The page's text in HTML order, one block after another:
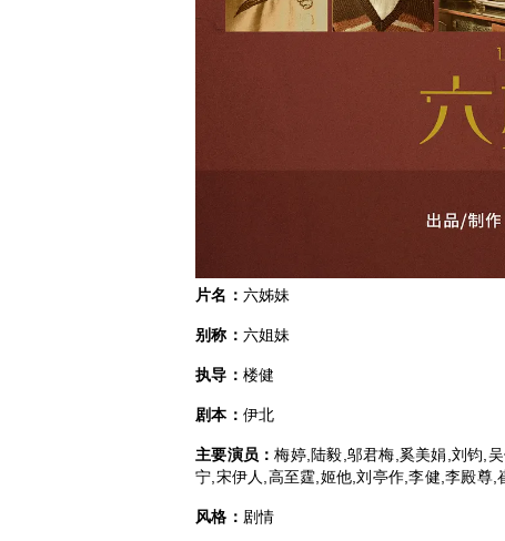
片名： 六姊妹
别称： 六姐妹
执导： 楼健
剧本： 伊北
主要演员：梅婷,陆毅,邬君梅,奚美娟,刘钧,
宁,宋伊人,高至霆,姬他,刘亭作,李健,李殿尊,
风格： 剧情